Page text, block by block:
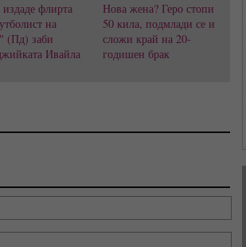
флирта
на
(Пд) заби
Ивайла
Нова жена? Геро стопи
50 кила, подмлади се и
сложи край на 20-
годишен брак